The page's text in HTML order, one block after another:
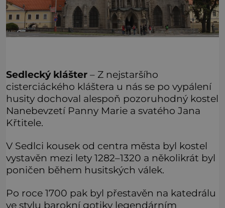
Sedlecký klášter – Z nejstaršího
cisterciáckého kláštera u nás se po vypálení
husity dochoval alespoň pozoruhodný kostel
Nanebevzetí Panny Marie a svatého Jana
Křtitele.
V Sedlci kousek od centra města byl kostel
vystavěn mezi lety 1282–1320 a několikrát byl
poničen během husitských válek.
Po roce 1700 pak byl přestavěn na katedrálu
ve stylu barokní gotiky legendárním